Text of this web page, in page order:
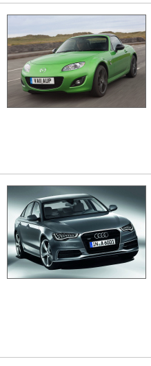
- Ostatní
Diskuzní fórum
Sledujte nás!